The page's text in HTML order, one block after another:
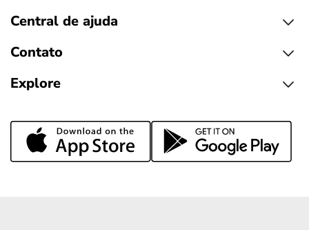
Central de ajuda
Contato
Explore